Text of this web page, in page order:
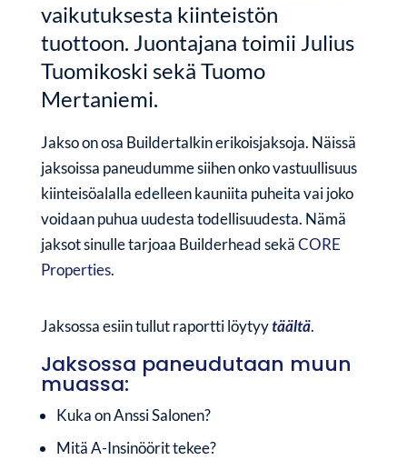
vaikutuksesta kiinteistön
tuottoon. Juontajana toimii Julius
Tuomikoski sekä Tuomo
Mertaniemi.
Jakso on osa Buildertalkin erikoisjaksoja. Näissä
jaksoissa paneudumme siihen onko vastuullisuus
kiinteisöalalla edelleen kauniita puheita vai joko
voidaan puhua uudesta todellisuudesta. Nämä
jaksot sinulle tarjoaa Builderhead sekäCORE
Properties.
Jaksossa esiin tullut raportti löytyytäältä.
Jaksossa paneudutaan muun
muassa:
Kuka on Anssi Salonen?
Mitä A-Insinöörit tekee?